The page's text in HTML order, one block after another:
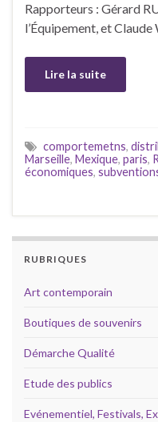
Rapporteurs : Gérard
l’Équipement, et
Lire la suite
comportemetns,
Marseille, Mexique, paris,
économiques,
RUBRIQUES
Art contemporain
Boutiques de souvenirs
Démarche Qualité
Etude des publics
Evénementiel, Festivals,